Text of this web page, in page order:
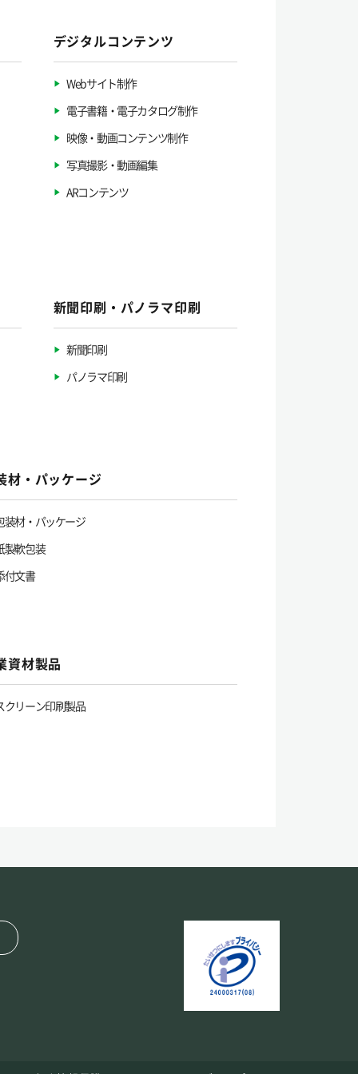
デジタルコンテンツ
Webサイト制作
電子書籍・電子カタログ制作
映像・動画コンテンツ制作
写真撮影・動画編集
ARコンテンツ
新聞印刷・パノラマ印刷
新聞印刷
パノラマ印刷
材・パッケージ
装材・パッケージ
製軟包装
付文書
資材製品
クリーン印刷製品